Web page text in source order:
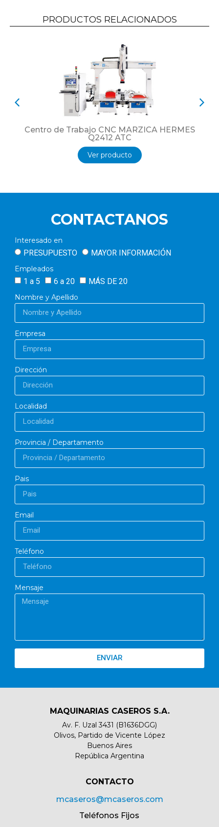
Cargadores Nr. 2.
Eje transversal Y 1.300 / 1.800 mm.
Eje vertical Z 650 mm.
Eje A ilimitado – Eje B 260 °.
PRODUCTOS RELACIONADOS
Centro de Trabajo CNC MARZICA HERMES
Q2412 ATC
Ver producto
CONTACTANOS
Interesado en
PRESUPUESTO MAYOR INFORMACIÓN
Empleados
1 a 5 6 a 20 MÁS DE 20
Nombre y Apellido
Empresa
Dirección
Localidad
Provincia / Departamento
Pais
Email
Teléfono
Mensaje
ENVIAR
MAQUINARIAS CASEROS S.A.
Av. F. Uzal 3431 (B1636DGG)
Olivos, Partido de Vicente López
Buenos Aires
República Argentina
CONTACTO​
mcaseros@mcaseros.com
Teléfonos Fijos